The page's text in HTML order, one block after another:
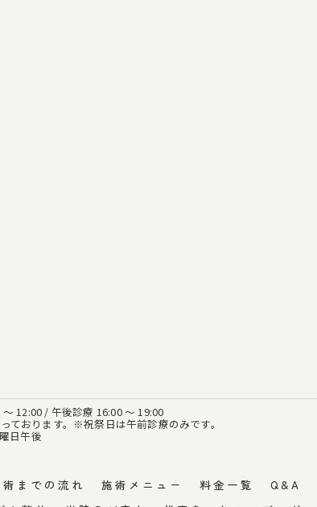
12:00 / 午後診療 16:00 ～ 19:00
ております。※祝祭日は午前診療のみです。
日午後
術までの流れ 施術メニュー 料金一覧 Q&A